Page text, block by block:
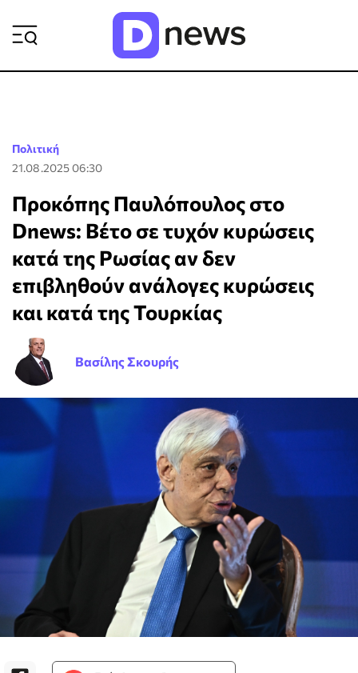
Πολιτική
21.08.2025 06:30
Προκόπης Παυλόπουλος στο
Dnews: Βέτο σε τυχόν κυρώσεις
κατά της Ρωσίας αν δεν
επιβληθούν ανάλογες κυρώσεις
και κατά της Τουρκίας
Βασίλης Σκουρής